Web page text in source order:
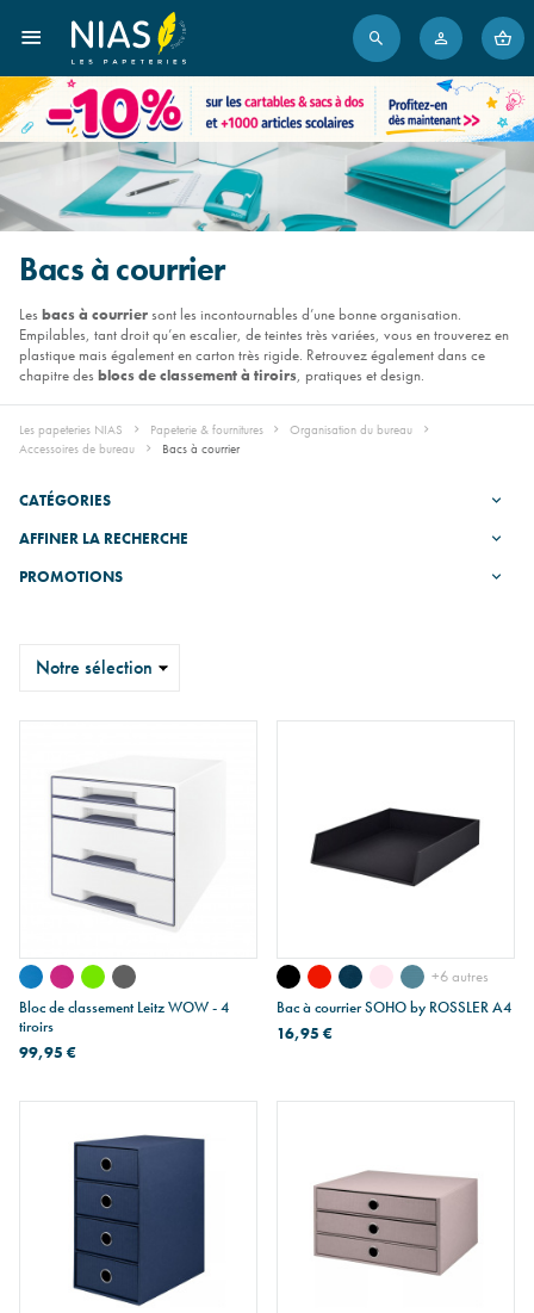
Bacs à courrier
Lesbacs à courriersont les incontournables d’une bonne organisation.
Empilables, tant droit qu’en escalier, de teintes très variées, vous en trouverez en
plastique mais également en carton très rigide. Retrouvez également dans ce
chapitre desblocs de classement à tiroirs, pratiques et design.
Les papeteries NIAS Papeterie & fournitures
Organisation du bureau
Accessoires de bureau
Bacs à courrier
CATÉGORIES
AFFINER LA RECHERCHE
PROMOTIONS
Bloc de classement Leitz WOW - 4
tiroirs
99,95 €
+6 autres
Bac à courrier SOHO by ROSSLER A4
16,95 €